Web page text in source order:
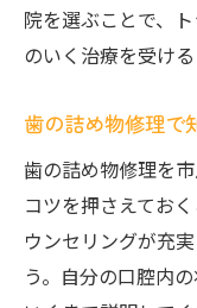
院を選ぶことで、
のいく治療を受け
歯の詰め物修理で
歯の詰め物修理を
コツを押さえてお
ウンセリングが充
う。自分の口腔内